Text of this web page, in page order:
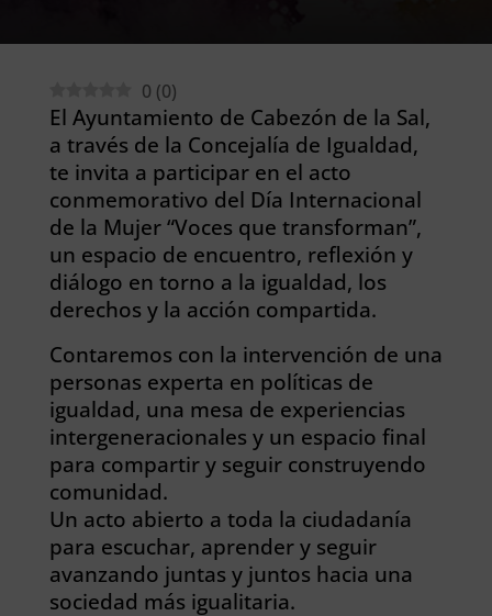
0 (0)
El Ayuntamiento de Cabezón de la Sal,
a través de la Concejalía de Igualdad,
te invita a participar en el acto
conmemorativo del Día Internacional
de la Mujer “Voces que transforman”,
un espacio de encuentro, reflexión y
diálogo en torno a la igualdad, los
derechos y la acción compartida.
Contaremos con la intervención de una
personas experta en políticas de
igualdad, una mesa de experiencias
intergeneracionales y un espacio final
para compartir y seguir construyendo
comunidad.
Un acto abierto a toda la ciudadanía
para escuchar, aprender y seguir
avanzando juntas y juntos hacia una
sociedad más igualitaria.